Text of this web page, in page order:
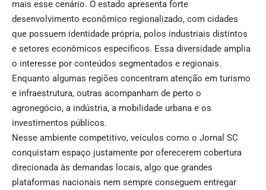
mais esse cenário. O estado apresenta forte
desenvolvimento econômico regionalizado, com cidades
que possuem identidade própria, polos industriais distintos
e setores econômicos específicos. Essa diversidade amplia
o interesse por conteúdos segmentados e regionais.
Enquanto algumas regiões concentram atenção em turismo
e infraestrutura, outras acompanham de perto o
agronegócio, a indústria, a mobilidade urbana e os
investimentos públicos.
Nesse ambiente competitivo, veículos como o Jornal SC
conquistam espaço justamente por oferecerem cobertura
direcionada às demandas locais, algo que grandes
plataformas nacionais nem sempre conseguem entregar